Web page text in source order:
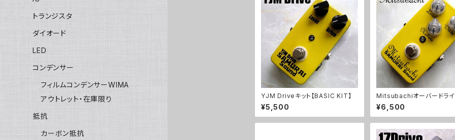
YJM Driveキット【BASIC KIT】
¥5,500
Mitsubachiオーバードライ
ト【BASIC KIT】
¥6,500
トランジスタ
ダイオード
LED
コンデンサー
フィルムコンデンサーWIMA
アウトレット・在庫限り
抵抗
カーボン抵抗